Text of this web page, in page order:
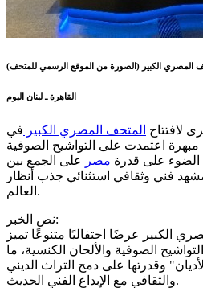
المصري الكبير (الصورة من الموقع الرسمي للمتحف)
القاهرة ـ لبنان اليوم
لافتتاح المتحف المصري الكبير في
مبهرة اعتمدت على التواشيح الصوفية
الضوء على قدرة مصر
على الجمع بين
فني وثقافي استثنائي جذب أنظار
العالم.
نص الخبر:
الكبير عرضًا احتفاليًا متنوعًا تميز
الصوفية والألحان الكنسية، ما
وقدرتها على دمج التراث الديني
والثقافي مع الإبداع الفني الحديث.